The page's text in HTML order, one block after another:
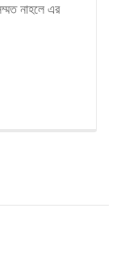
নাহলে এর